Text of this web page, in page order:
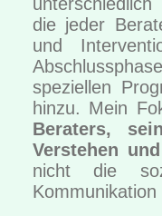
die jeder
und
speziellen
hinzu. Mein
Beraters,
Verstehen
nicht die